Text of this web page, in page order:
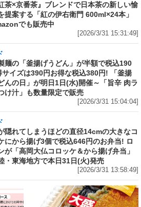
茶×京番茶』ブレンドで日本茶の新しい愉
提案する「紅の伊右衛門 600ml×24本」
でも販売中
[2026/3/31 15:31:49]
麺の「釜揚げうどん」が半額で税込190
サイズは390円お得な税込380円! 「釜揚
んの日」が明日1日(水)開催～「旨辛 肉ラ
け汁」も数量限定で販売
[2026/3/31 15:04:04]
隠れてしまうほどの直径14cmの大きなコ
にから揚げ3個で税込646円のお弁当! ロ
が「高岡大仏コロッケ＆から揚げ弁当」
・東海地方で本日31日(火)発売
[2026/3/31 13:58:49]